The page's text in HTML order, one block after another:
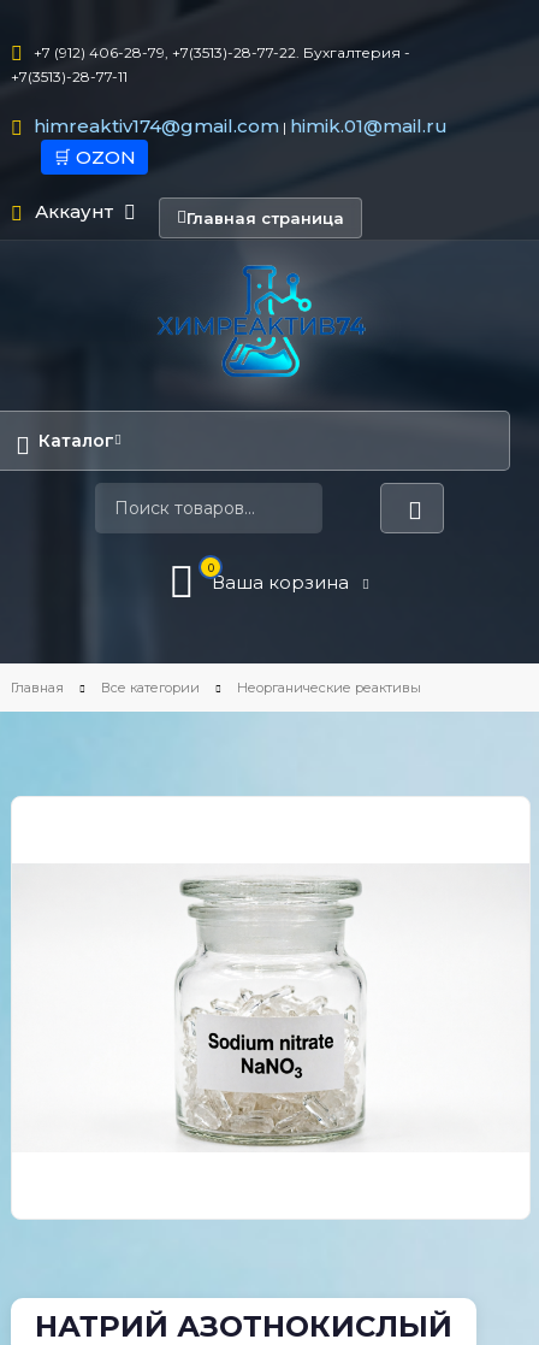
+7 (912) 406-28-79, +7(3513)-28-77-22. Бухгалтерия -
+7(3513)-28-77-11
himreaktiv174@gmail.com| himik.01@mail.ru
🛒 OZON
Аккаунт Главная страница
Каталог
0
Ваша корзина
Главная Все категории Неорганические реактивы
НАТРИЙ АЗОТНОКИСЛЫЙ